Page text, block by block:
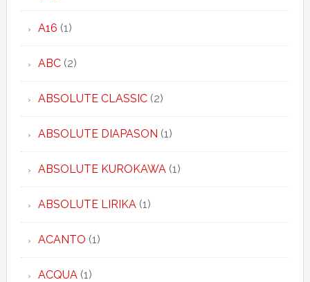
A16 (1)
ABC(2)
ABSOLUTE CLASSIC(2)
ABSOLUTE DIAPASON (1)
ABSOLUTE KUROKAWA(1)
ABSOLUTE LIRIKA(1)
ACANTO (1)
ACQUA(1)